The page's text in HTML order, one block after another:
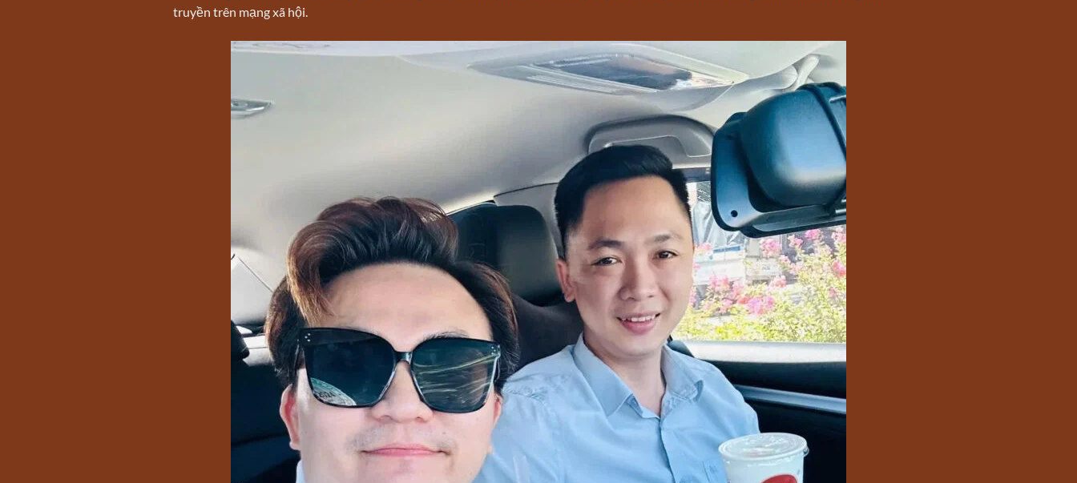
truyền trên mạng xã hội.